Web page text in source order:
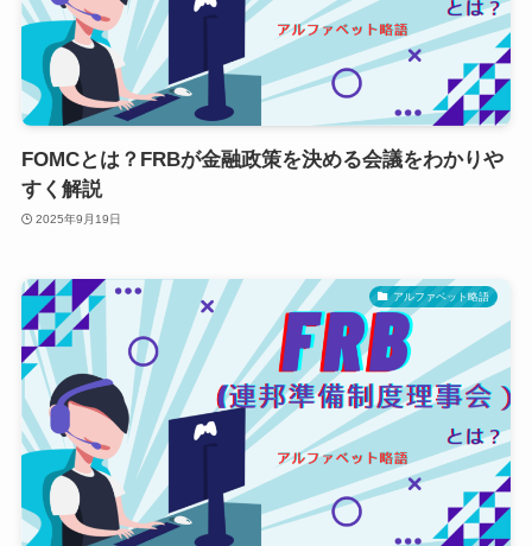
FOMCとは？FRBが金融政策を決める会議をわかりや
すく解説
2025年9月19日
アルファベット略語